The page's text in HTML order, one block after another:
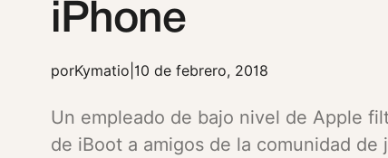
iPhone
porKymatio 10 de febrero, 2018
Un empleado de bajo nivel de Apple
de iBoot a amigos de la comunidad de